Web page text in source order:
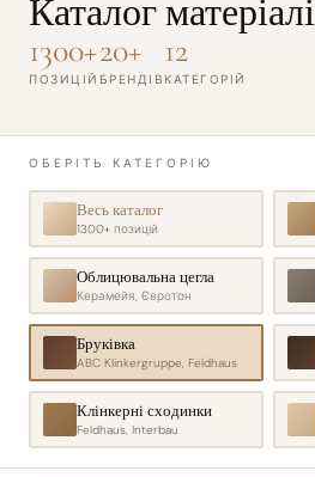
Каталог
1300+
ПОЗИЦІЙ
20+
БРЕНДІВ
12
КАТЕГОРІЙ
ОБЕРІТЬ КАТЕГОРІЮ
Весь каталог
1300+позицій
Облицювальна цегла
Керамейя, Євротон
Бруківка
ABC Klinkergruppe, Feldhaus
Клінкерні сходинки
Feldhaus, Interbau